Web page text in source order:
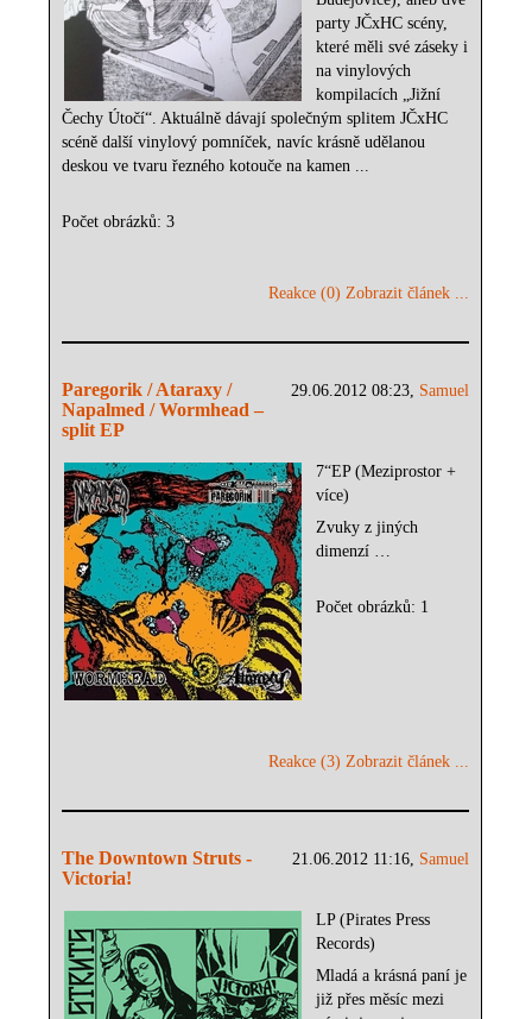
party JČxHC scény,
které měli své záseky i
na vinylových
kompilacích „Jižní
Čechy Útočí“. Aktuálně dávají společným splitem JČxHC
scéně další vinylový pomníček, navíc krásně udělanou
deskou ve tvaru řezného kotouče na kamen ...
Počet obrázků: 3
Reakce (0) Zobrazit článek ...
29.06.2012 08:23, Samuel
Paregorik / Ataraxy /
Napalmed / Wormhead –
split EP
7“EP (Meziprostor +
více)
Zvuky z jiných
dimenzí …
Počet obrázků: 1
Reakce (3) Zobrazit článek ...
21.06.2012 11:16, Samuel
The Downtown Struts -
Victoria!
LP (Pirates Press
Records)
Mladá a krásná paní je
již přes měsíc mezi